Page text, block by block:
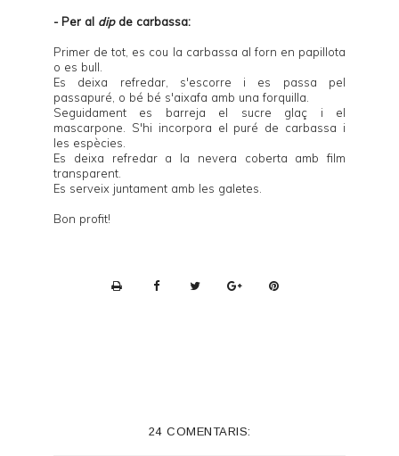
- Per al dipde carbassa:
Primer de tot, es cou la carbassa al forn en papillota
o es bull.
Es deixa refredar, s'escorre i es passa pel
passapuré, o bé bé s'aixafa amb una forquilla.
Seguidament es barreja el sucre glaç i el
mascarpone. S'hi incorpora el puré de carbassa i
les espècies.
Es deixa refredar a la nevera coberta amb film
transparent.
Es serveix juntament amb les galetes.
Bon profit!
24 COMENTARIS: